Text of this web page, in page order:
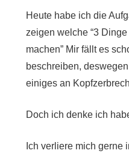
Heute habe ich die
zeigen welche “3
machen” Mir fällt es
beschreiben,
einiges an
Doch ich denke ich
Ich verliere mich gerne